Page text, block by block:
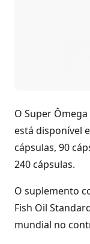
O Super
está disponível
cápsulas, 90
240 cápsulas.
O suplemento
Fish Oil
mundial no